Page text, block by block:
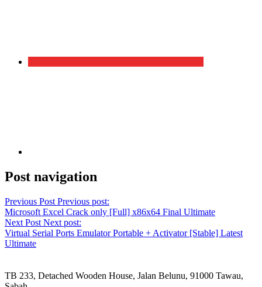
Post navigation
Previous Post Previous post:
Microsoft Excel Crack only [Full] x86x64 Final Ultimate
Next Post Next post:
Virtual Serial Ports Emulator Portable + Activator [Stable] Latest
Ultimate
TB 233, Detached Wooden House, Jalan Belunu, 91000 Tawau,